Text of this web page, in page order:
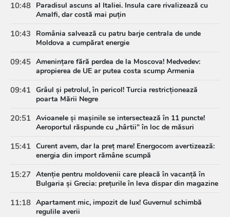
10:48 Paradisul ascuns al Italiei. Insula care rivalizează cu
Amalfi, dar costă mai puțin
10:43
România salvează cu patru barje centrala de unde
Moldova a cumpărat energie
09:45 Amenințare fără perdea de la Moscova! Medvedev:
apropierea de UE ar putea costa scump Armenia
09:41 Grâul și petrolul, în pericol! Turcia restricționează
poarta Mării Negre
20:51 Avioanele și mașinile se intersectează în 11 puncte!
Aeroportul răspunde cu „hârtii” în loc de măsuri
15:41 Curent avem, dar la preț mare! Energocom avertizează:
energia din import rămâne scumpă
15:27 Atenție pentru moldovenii care pleacă în vacanță în
Bulgaria și Grecia: prețurile în leva dispar din magazine
11:18 Apartament mic, impozit de lux! Guvernul schimbă
regulile averii